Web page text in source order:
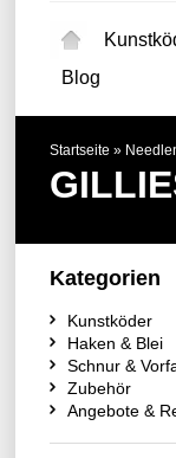
Blog
Startseite »
Kategorien
Kunstköder
Haken & Blei
Schnur &
Zubehör
Angebote &